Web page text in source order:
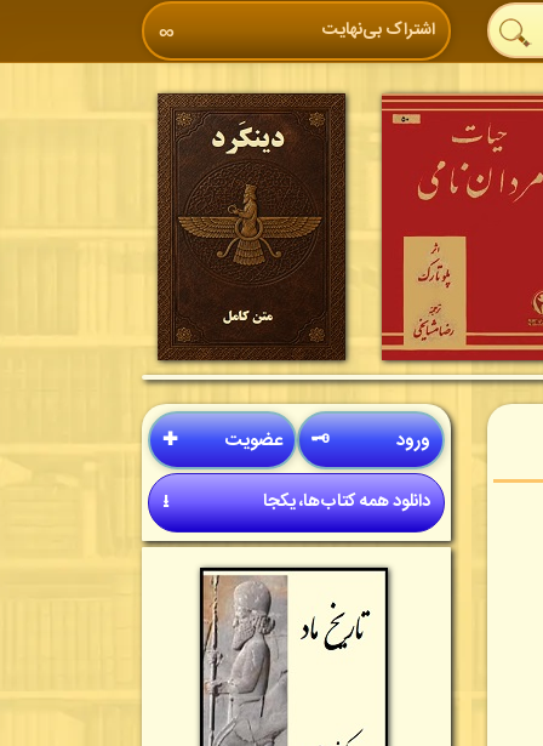
∞ اشتراک بی‌نهایت
🗝 ورود ✚ عضویت
⭳ دانلود همه کتاب‌ها، یکجا